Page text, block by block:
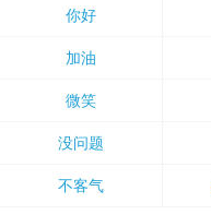
你好
加油
微笑
没问题
不客气